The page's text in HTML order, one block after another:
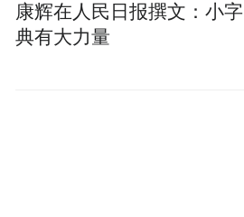
康辉在人民日报撰文：小字
典有大力量